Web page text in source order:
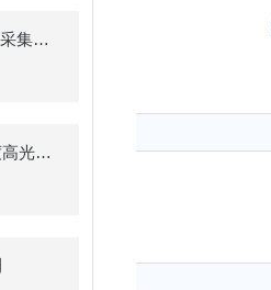
布料HL27119高光谱数据采集（材质无损识别）—— 纺织材质智能检测方案
采集水果李子软硬成熟度高光谱数据